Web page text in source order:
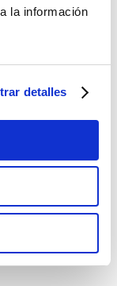
la información
detalles